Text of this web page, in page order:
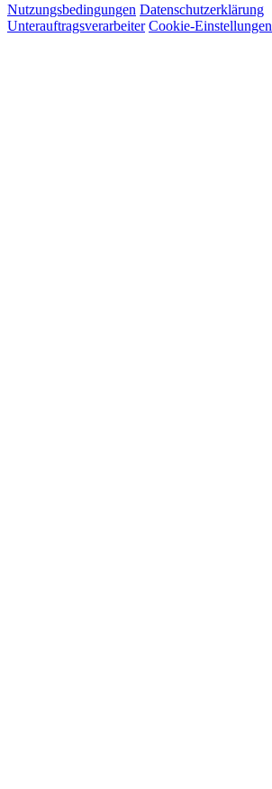
Nutzungsbedingungen Datenschutzerklärung
Unterauftragsverarbeiter Cookie-Einstellungen